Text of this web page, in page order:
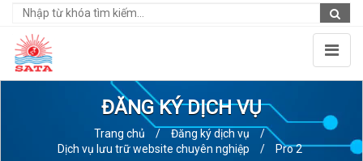
ĐĂNG KÝ DỊCH VỤ
Trang chủ / Đăng ký dịch vụ
/
Dịch vụ lưu trữ website chuyên nghiệp
/ Pro 2